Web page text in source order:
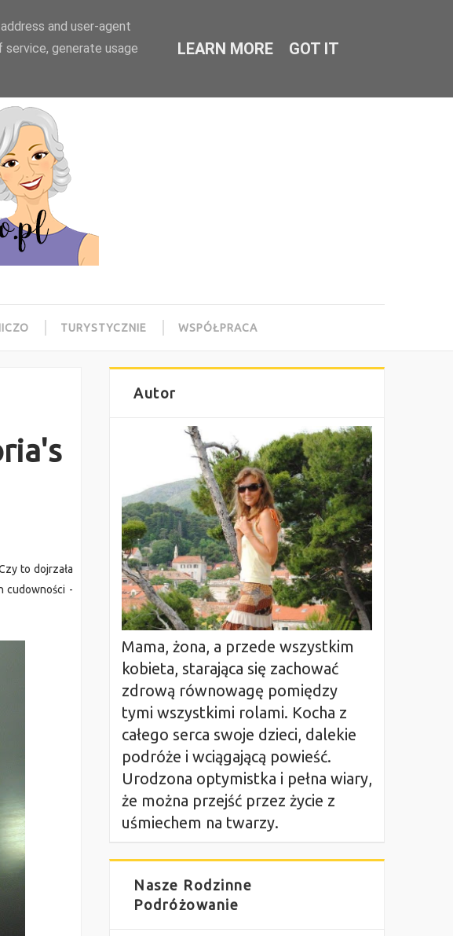
TURYSTYCZNIE WSPÓŁPRACA
to dojrzała
cudowności -
Autor
Mama, żona, a przede wszystkim
kobieta, starająca się zachować
zdrową równowagę pomiędzy
tymi wszystkimi rolami. Kocha z
całego serca swoje dzieci, dalekie
podróże i wciągającą powieść.
Urodzona optymistka i pełna wiary,
że można przejść przez życie z
uśmiechem na twarzy.
Nasze Rodzinne
Podróżowanie
and user-agent
generate usage
LEARN MORE GOT IT